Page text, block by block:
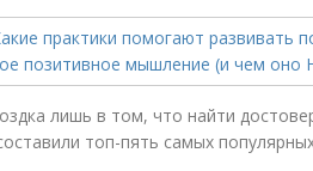
лишь в том, что найти
топ-пять самых